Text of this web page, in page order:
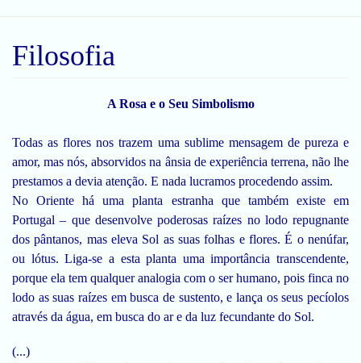
Filosofia
A Rosa e o Seu Simbolismo
Todas as flores nos trazem uma sublime mensagem de pureza e
amor, mas nós, absorvidos na ânsia de experiência terrena, não lhe
prestamos a devia atenção. E nada lucramos procedendo assim.
No Oriente há uma planta estranha que também existe em
Portugal – que desenvolve poderosas raízes no lodo repugnante
dos pântanos, mas eleva Sol as suas folhas e flores. É o nenúfar,
ou lótus. Liga-se a esta planta uma importância transcendente,
porque ela tem qualquer analogia com o ser humano, pois finca no
lodo as suas raízes em busca de sustento, e lança os seus pecíolos
através da água, em busca do ar e da luz fecundante do Sol.
(...)